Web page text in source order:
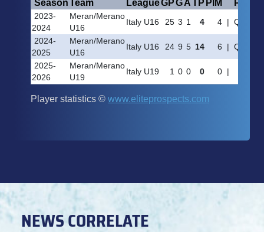
NEWS CORRELATE